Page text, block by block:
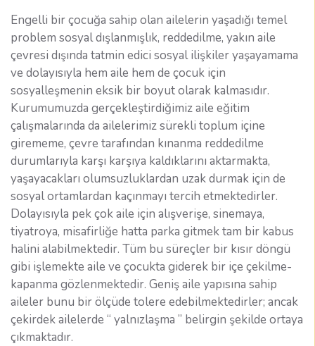
Engelli bir çocuğa sahip olan ailelerin yaşadığı temel
problem sosyal dışlanmışlık, reddedilme, yakın aile
çevresi dışında tatmin edici sosyal ilişkiler yaşayamama
ve dolayısıyla hem aile hem de çocuk için
sosyalleşmenin eksik bir boyut olarak kalmasıdır.
Kurumumuzda gerçekleştirdiğimiz aile eğitim
çalışmalarında da ailelerimiz sürekli toplum içine
girememe, çevre tarafından kınanma reddedilme
durumlarıyla karşı karşıya kaldıklarını aktarmakta,
yaşayacakları olumsuzluklardan uzak durmak için de
sosyal ortamlardan kaçınmayı tercih etmektedirler.
Dolayısıyla pek çok aile için alışverişe, sinemaya,
tiyatroya, misafirliğe hatta parka gitmek tam bir kabus
halini alabilmektedir. Tüm bu süreçler bir kısır döngü
gibi işlemekte aile ve çocukta giderek bir içe çekilme-
kapanma gözlenmektedir. Geniş aile yapısına sahip
aileler bunu bir ölçüde tolere edebilmektedirler; ancak
çekirdek ailelerde “ yalnızlaşma ” belirgin şekilde ortaya
çıkmaktadır.